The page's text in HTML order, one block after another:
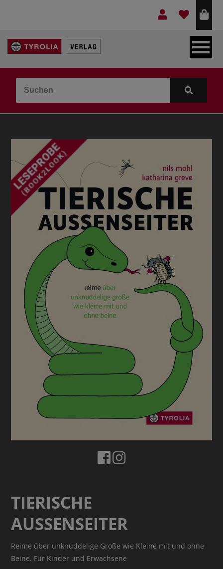
LEBEN & GLAUBE
KINDER- & JUGENDBUCH
VERLAG
IDEEN & BEGLEITMATERIAL
TIERISCHE
AUSSENSEITER
Reime über unknuddelige Große wie Kleine mit und ohne
Beine. Für Kinder und Erwachsene